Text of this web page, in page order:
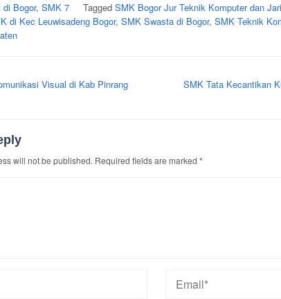
di Bogor, SMK 7 Tagged SMK Bogor Jur Teknik Komputer dan
di Kec Leuwisadeng Bogor, SMK Swasta di Bogor, SMK Teknik
Visual di Kab Pinrang
SMK Tata Kecantikan
will not be published. Required fields are marked *